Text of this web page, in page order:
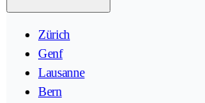
Zürich
Genf
Lausanne
Bern